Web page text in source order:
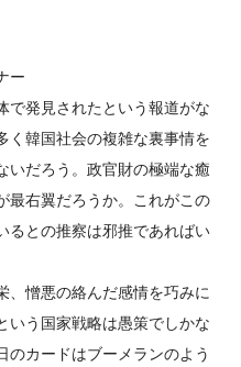
ー
で発見されたという報道がな
く韓国社会の複雑な裏事情を
いだろう。政官財の極端な癒
最右翼だろうか。これがこの
るとの推察は邪推であればい
憎悪の絡んだ感情を巧みに
いう国家戦略は愚策でしかな
のカードはブーメランのよう